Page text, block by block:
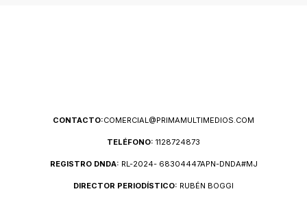
CONTACTO:COMERCIAL@PRIMAMULTIMEDIOS.COM
TELÉFONO: 1128724873
REGISTRO DNDA: RL-2024- 68304447APN-DNDA#MJ
DIRECTOR PERIODÍSTICO: RUBÉN BOGGI